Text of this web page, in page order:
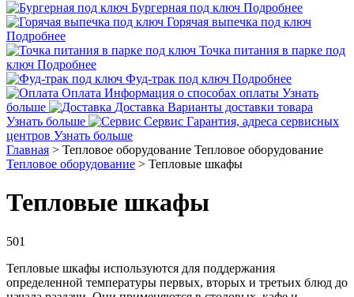
Бургерная под ключ Подробнее
Горячая выпечка под ключ
Подробнее
Точка питания в парке под
ключ Подробнее
Фуд-трак под ключ Подробнее
Оплата Информация о способах оплаты Узнать
больше
Доставка Варианты доставки товара
Узнать больше
Сервис Гарантия, адреса сервисных
центров Узнать больше
Главная > Тепловое оборудование Тепловое оборудование
Тепловое оборудование > Тепловые шкафы
Тепловые шкафы
501
Тепловые шкафы используются для поддержания
определенной температуры первых, вторых и третьих блюд до